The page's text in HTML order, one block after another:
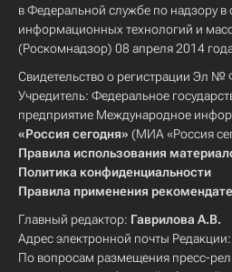
в Федеральной службе по надзору в
информационных технологий и
(Роскомнадзор) 08 апреля 2014
Свидетельство о регистрации Эл
Учредитель: Федеральное
предприятие Международное
«Россия сегодня» (МИА «Россия
Правила использования
Политика конфиденциальности
Правила применения
Главный редактор: Гаврилова А.В.
Адрес электронной почты Редакции:
По вопросам размещения пресс-